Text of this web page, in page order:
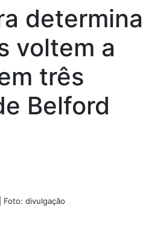
determina
voltem a
três
Belford
Foto: divulgação